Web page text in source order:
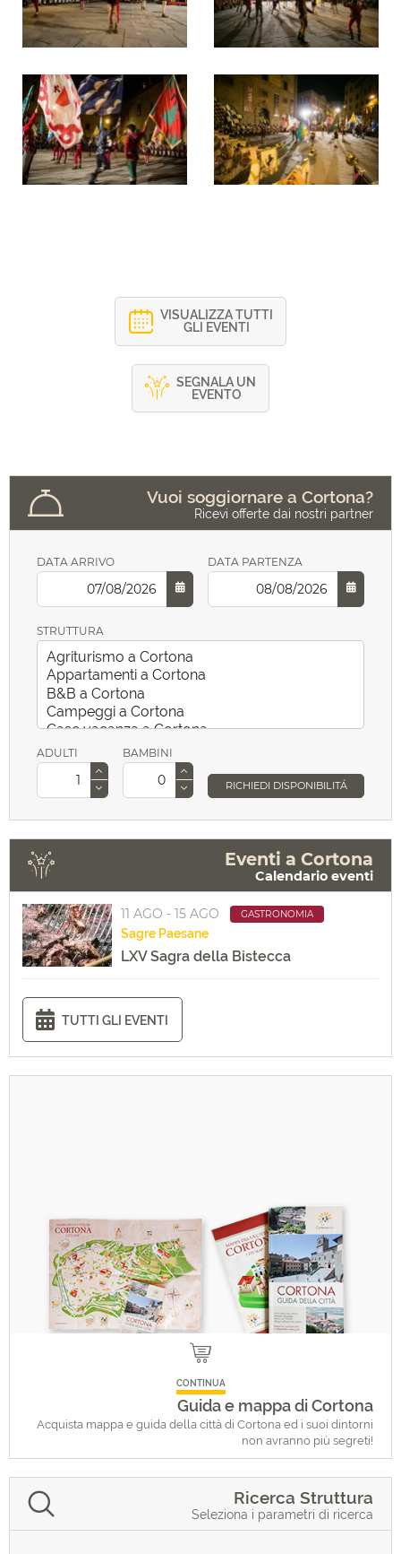
VISUALIZZA TUTTI
GLI EVENTI
SEGNALA UN
EVENTO
Vuoi soggiornare a Cortona?
Ricevi offerte dai nostri partner
DATA ARRIVO DATA PARTENZA
STRUTTURA
ADULTI BAMBINI
RICHIEDI DISPONIBILITÁ
Eventi a Cortona
Calendario eventi
11 AGO - 15 AGO GASTRONOMIA
Sagre Paesane
LXV Sagra della Bistecca
TUTTI GLI EVENTI
CONTINUA
Guida e mappa di Cortona
Acquista mappa e guida della città di Cortona ed i suoi dintorni
non avranno più segreti!
Ricerca Struttura
Seleziona i parametri di ricerca